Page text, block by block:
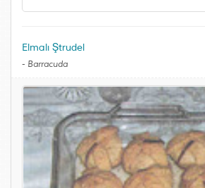
Elmalı Ştrudel
- Barracuda